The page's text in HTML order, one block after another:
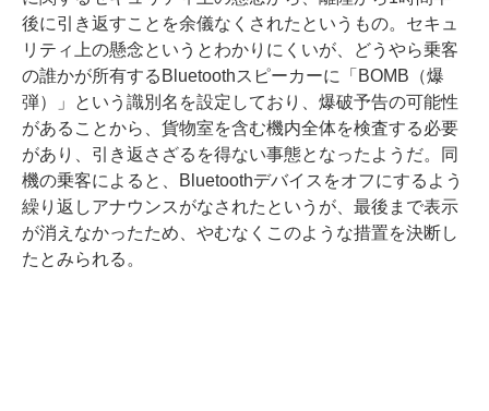
後に引き返すことを余儀なくされたというもの。セキュ
リティ上の懸念というとわかりにくいが、どうやら乗客
の誰かが所有するBluetoothスピーカーに「BOMB（爆
弾）」という識別名を設定しており、爆破予告の可能性
があることから、貨物室を含む機内全体を検査する必要
があり、引き返さざるを得ない事態となったようだ。同
機の乗客によると、Bluetoothデバイスをオフにするよう
繰り返しアナウンスがなされたというが、最後まで表示
が消えなかったため、やむなくこのような措置を決断し
たとみられる。